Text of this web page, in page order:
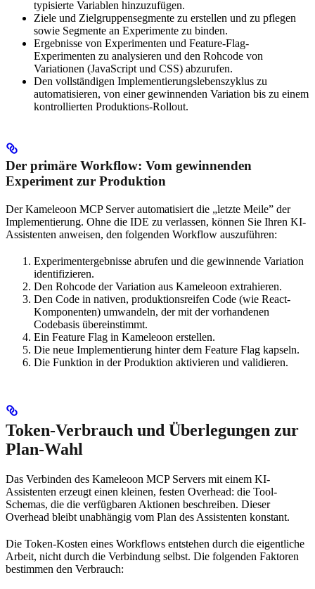
typisierte Variablen hinzuzufügen.
Ziele und Zielgruppensegmente zu erstellen und zu pflegen
sowie Segmente an Experimente zu binden.
Ergebnisse von Experimenten und Feature-Flag-
Experimenten zu analysieren und den Rohcode von
Variationen (JavaScript und CSS) abzurufen.
Den vollständigen Implementierungslebenszyklus zu
automatisieren, von einer gewinnenden Variation bis zu einem
kontrollierten Produktions-Rollout.
Der primäre Workflow: Vom gewinnenden
Experiment zur Produktion
Der Kameleoon MCP Server automatisiert die „letzte Meile” der
Implementierung. Ohne die IDE zu verlassen, können Sie Ihren KI-
Assistenten anweisen, den folgenden Workflow auszuführen:
Experimentergebnisse abrufen und die gewinnende Variation
identifizieren.
Den Rohcode der Variation aus Kameleoon extrahieren.
Den Code in nativen, produktionsreifen Code (wie React-
Komponenten) umwandeln, der mit der vorhandenen
Codebasis übereinstimmt.
Ein Feature Flag in Kameleoon erstellen.
Die neue Implementierung hinter dem Feature Flag kapseln.
Die Funktion in der Produktion aktivieren und validieren.
Token-Verbrauch und Überlegungen zur
Plan-Wahl
Das Verbinden des Kameleoon MCP Servers mit einem KI-
Assistenten erzeugt einen kleinen, festen Overhead: die Tool-
Schemas, die die verfügbaren Aktionen beschreiben. Dieser
Overhead bleibt unabhängig vom Plan des Assistenten konstant.
Die Token-Kosten eines Workflows entstehen durch die eigentliche
Arbeit, nicht durch die Verbindung selbst. Die folgenden Faktoren
bestimmen den Verbrauch: